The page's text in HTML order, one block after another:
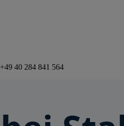
+49 40 284 841 564